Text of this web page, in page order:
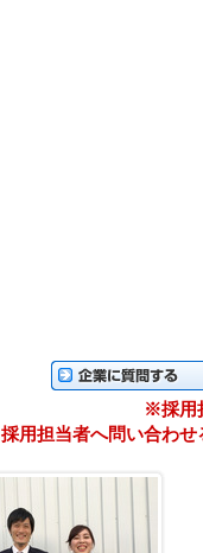
企業に質問する
※採用
採用担当者へ問い合わせ